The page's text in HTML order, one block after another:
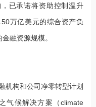
已承诺将资助控制温升
万亿美元的综合资产负
融资源规模。
机构和公司净零转型计划
气候解决方案（climate